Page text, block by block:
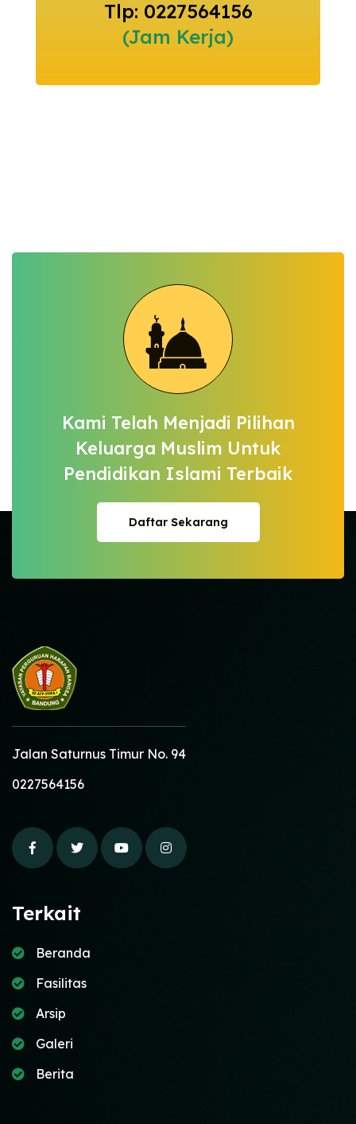
Tlp: 0227564156
(Jam Kerja)
Kami Telah Menjadi Pilihan
Keluarga Muslim Untuk
Pendidikan Islami Terbaik
Daftar Sekarang
Daftar Sekarang
Jalan Saturnus Timur No. 94
0227564156
Terkait
Beranda
Fasilitas
Arsip
Galeri
Berita